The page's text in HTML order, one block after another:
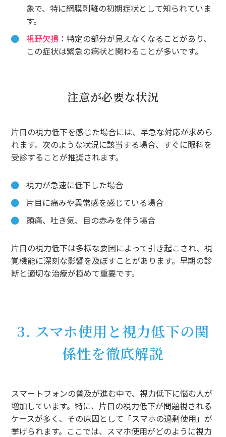
象で、特に網膜剥離の初期症状として知られていま
す。
視野欠損 ：特定の部分が見えなくなることがあり、
この症状は緊急の病状と関わることが多いです。
注意が必要な状況
片目の視力低下を感じた場合には、早急な対応が求めら
れます。次のような状況に該当する場合、すぐに眼科を
受診することが推奨されます。
視力が急速に低下した場合
片目に痛みや異常感を感じている場合
頭痛、吐き気、目の赤みを伴う場合
片目の視力低下は多様な要因によって引き起こされ、視
覚機能に深刻な影響を及ぼすことがあります。早期の診
断と適切な治療が極めて重要です。
3. スマホ使用と視力低下の関
係性を徹底解説
スマートフォンの普及が進む中で、視力低下に悩む人が
増加しています。特に、片目の視力低下が問題視される
ケースが多く、その原因として「スマホの過剰使用」が
挙げられます。ここでは、スマホ使用がどのように視力